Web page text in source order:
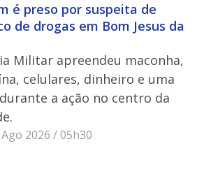
é preso por suspeita de
de drogas em Bom Jesus da
Militar apreendeu maconha,
celulares, dinheiro e uma
a ação no centro da
2026 / 05h30